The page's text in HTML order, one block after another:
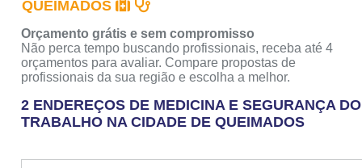
QUEIMADOS
Orçamento grátis e sem compromisso
Não perca tempo buscando profissionais, receba até 4
orçamentos para avaliar. Compare propostas de
profissionais da sua região e escolha a melhor.
2 ENDEREÇOS DE MEDICINA E SEGURANÇA DO
TRABALHO NA CIDADE DE QUEIMADOS